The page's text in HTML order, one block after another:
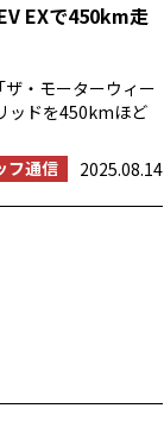
EXで450km走
・モーターウィー
ッドを450kmほど
フ通信
2025.08.14